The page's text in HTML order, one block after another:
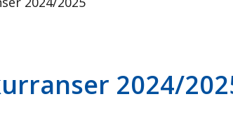
2024/